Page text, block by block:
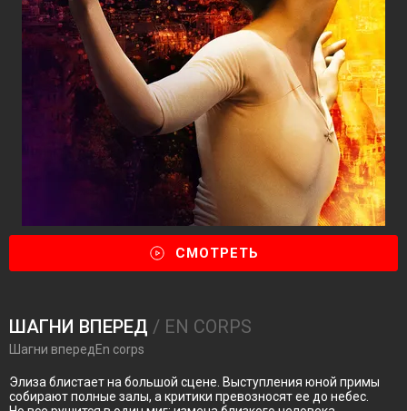
СМОТРЕТЬ
ШАГНИ ВПЕРЕД / EN CORPS
Шагни впередEn corps
Элиза блистает на большой сцене. Выступления юной примы
собирают полные залы, а критики превозносят ее до небес.